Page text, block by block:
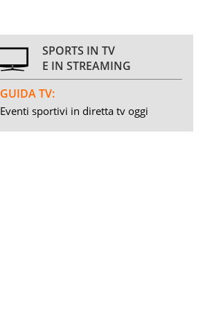
SPORTS IN TV
E IN STREAMING
GUIDA TV:
Eventi sportivi in diretta tv oggi